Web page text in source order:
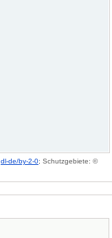
dl-de/by-2-0; Schutzgebiete: ©